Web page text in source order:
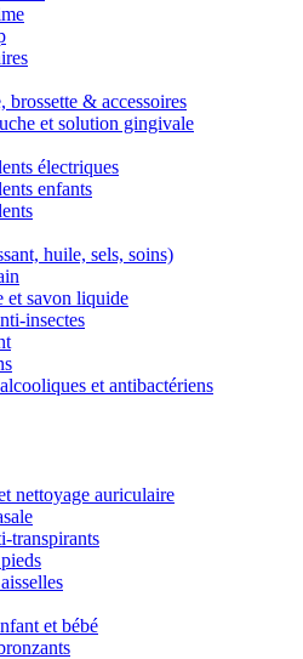
brossette & accessoires
et solution gingivale
électriques
enfants
huile, sels, soins)
et savon liquide
insectes
et antibactériens
nettoyage auriculaire
transpirants
et bébé